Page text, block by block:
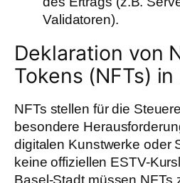
Validatoren).
Deklaration von
Tokens (NFTs)
NFTs stellen für die
besondere
digitalen Kunstwerke oder
keine offiziellen ESTV-
Basel-Stadt müssen NFTs